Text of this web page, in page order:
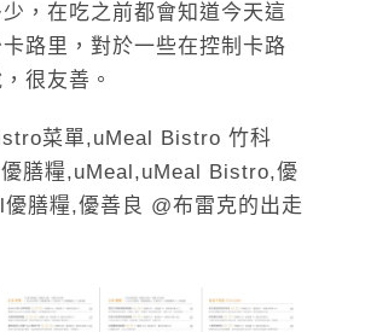
，在吃之前都會知道今天這
路里，對於一些在控制卡路
很友善。